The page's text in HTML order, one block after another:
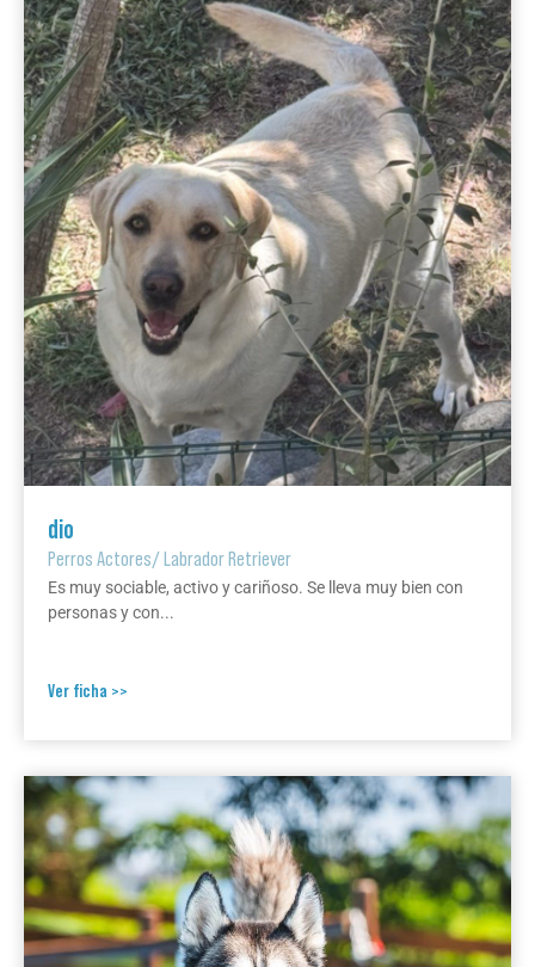
dio
Perros Actores/Labrador Retriever
Es muy sociable, activo y cariñoso. Se lleva muy bien con
personas y con...
Ver ficha >>